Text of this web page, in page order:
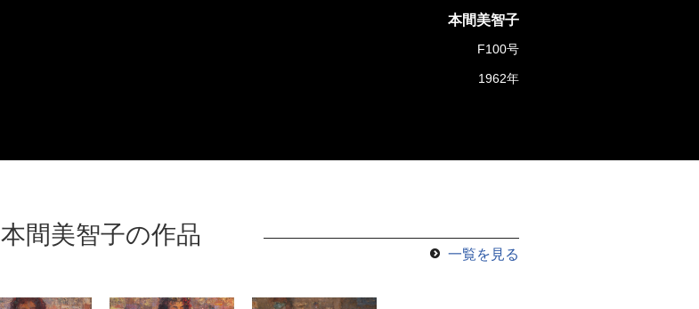
本間美智子
F100号
1962年
本間美智子の作品
一覧を見る